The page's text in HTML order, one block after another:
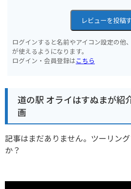
レビューを投稿
ログインすると名前やアイコン設定の他
が使えるようになります。
ログイン・会員登録はこちら
道の駅 オライはすぬまが紹
画
記事はまだありません。ツーリン
か？